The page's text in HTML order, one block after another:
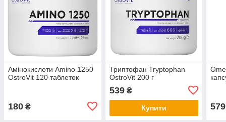
Амінокислоти Amino 1250
OstroVit 120 таблеток
180 ₴
Триптофан Tryptophan
OstroVit 200 г
539₴
Купити 579